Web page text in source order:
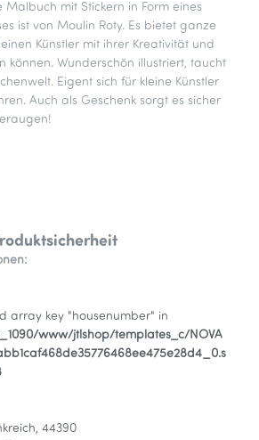
Malbuch mit Stickern in Form eines
ist von Moulin Roty. Es bietet ganze
Künstler mit ihrer Kreativität und
können. Wunderschön illustriert, taucht
Eigent sich für kleine Künstler
Auch als Geschenk sorgt es sicher
array key "housenumber" in
www/jtlshop/templates_c/NOVA
44390